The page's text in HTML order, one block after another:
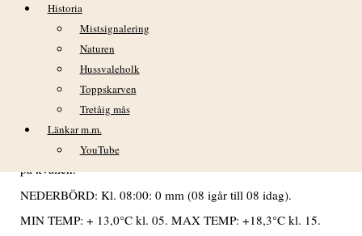
Historia
Mistsignalering
Naturen
Hussvaleholk
Toppskarven
Tretåig mås
Länkar m.m.
YouTube
DAGBOK NIDINGENS FÅGELSTATION
ONSDAG 19 JUNI 2024
VÄDER
Växlande molnighet under efternatten och större delen av
dagen. I stort sett frisk västlig vind hela dygnet, men under
tiden 15-20 mojnade vinden rejält för att åter vara frisk sent
på kvällen.
NEDERBÖRD: Kl. 08:00: 0 mm (08 igår till 08 idag).
MIN TEMP: + 13,0°C kl. 05. MAX TEMP: +18,3°C kl. 15.